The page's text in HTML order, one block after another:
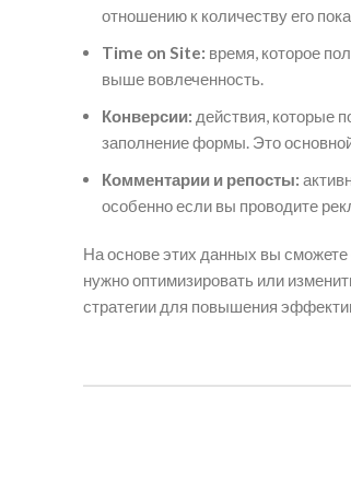
отношению к количеству его
Time on Site: время, которое
выше вовлеченность.
Конверсии: действия, которые
заполнение формы. Это
Комментарии и репосты:
особенно если вы проводите
На основе этих данных вы сможете
нужно оптимизировать или
стратегии для повышения